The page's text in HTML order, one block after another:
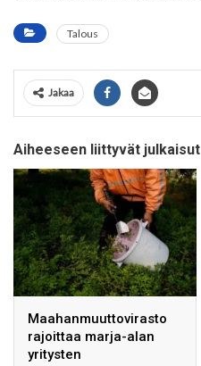
Talous
Jakaa
Aiheeseen liittyvät julkaisut
Maahanmuuttovirasto
rajoittaa marja-alan
yritysten